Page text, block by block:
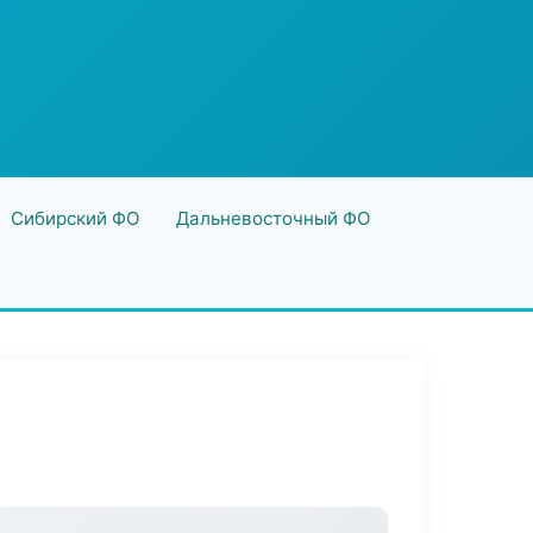
Сибирский ФО Дальневосточный ФО